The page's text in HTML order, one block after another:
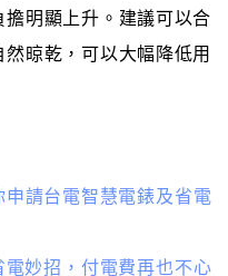
明顯上升。建議可以合
晾乾，可以大幅降低用
申請台電智慧電錶及省電
妙招，付電費再也不心